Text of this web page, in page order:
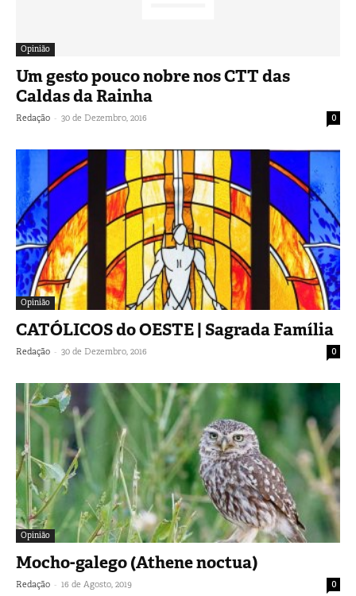
Opinião
Um gesto pouco nobre nos CTT das
Caldas da Rainha
Redação - 30 de Dezembro, 2016 0
Opinião
CATÓLICOS do OESTE | Sagrada Família
Redação - 30 de Dezembro, 2016 0
Opinião
Mocho-galego (Athene noctua)
Redação - 16 de Agosto, 2019 0